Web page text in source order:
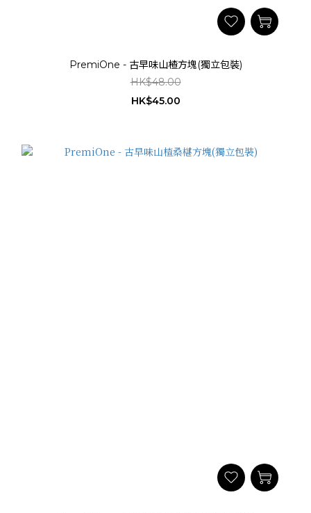
PremiOne - 古早味山楂方塊(獨立包裝)
HK$48.00
HK$45.00